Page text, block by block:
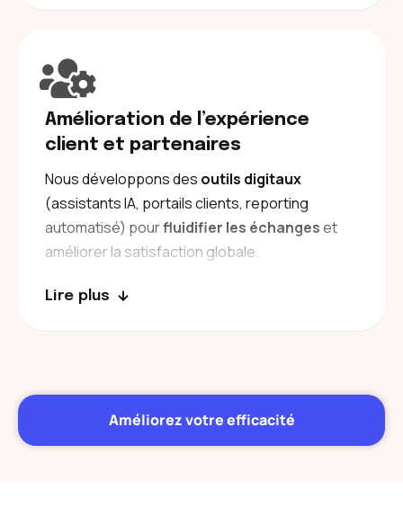
Amélioration de l’expérience
client et partenaires
Nous développons des outils digitaux
(assistants IA, portails clients, reporting
automatisé) pourfluidifier les échangeset
améliorer la satisfaction globale.
Lire plus
Améliorez votre efficacité